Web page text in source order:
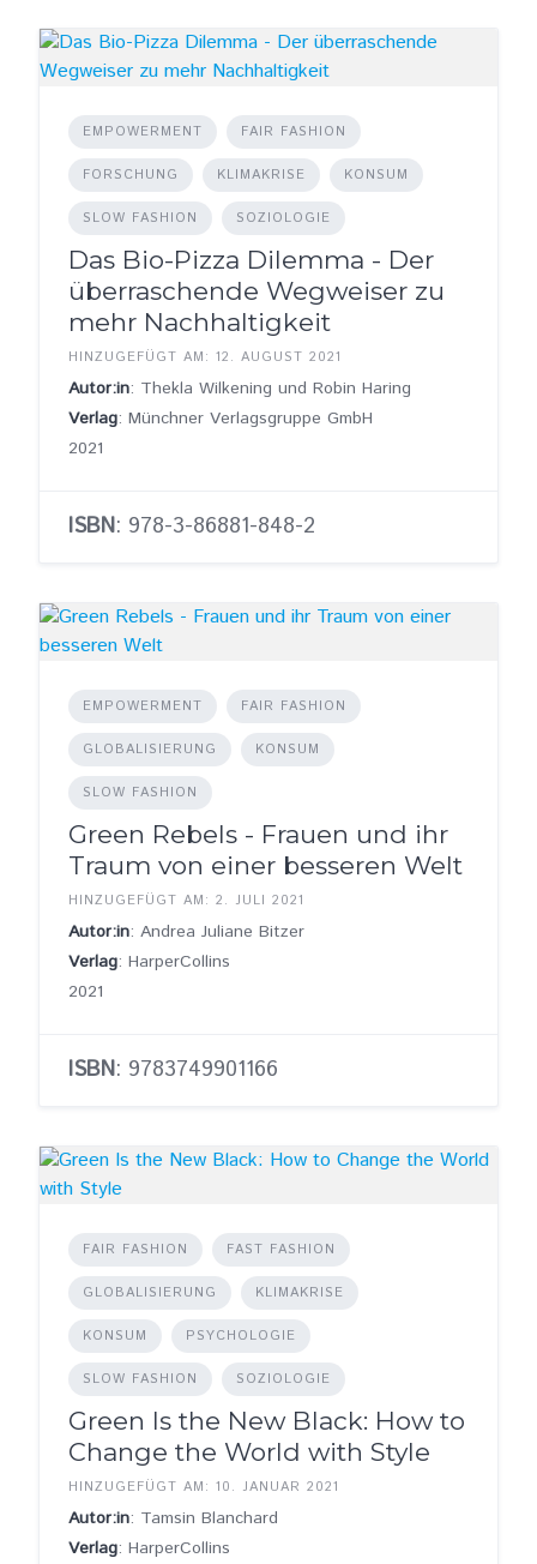
EMPOWERMENT FAIR FASHION
FORSCHUNG KLIMAKRISE KONSUM
SLOW FASHION SOZIOLOGIE
Das Bio-Pizza Dilemma - Der
überraschende Wegweiser zu
mehr Nachhaltigkeit
HINZUGEFÜGT AM: 12. AUGUST 2021
Autor:in: Thekla Wilkening und Robin Haring
Verlag: Münchner Verlagsgruppe GmbH
2021
ISBN: 978-3-86881-848-2
EMPOWERMENT FAIR FASHION
GLOBALISIERUNG KONSUM
SLOW FASHION
Green Rebels - Frauen und ihr
Traum von einer besseren Welt
HINZUGEFÜGT AM: 2. JULI 2021
Autor:in: Andrea Juliane Bitzer
Verlag: HarperCollins
2021
ISBN: 9783749901166
FAIR FASHION FAST FASHION
GLOBALISIERUNG KLIMAKRISE
KONSUM PSYCHOLOGIE
SLOW FASHION SOZIOLOGIE
Green Is the New Black: How to
Change the World with Style
HINZUGEFÜGT AM: 10. JANUAR 2021
Autor:in: Tamsin Blanchard
Verlag: HarperCollins